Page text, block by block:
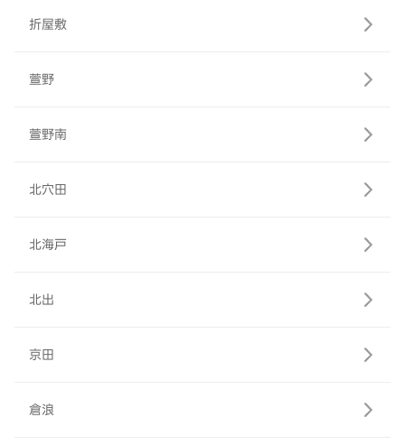
折屋敷
萱野
萱野南
北穴田
北海戸
北出
京田
倉浪